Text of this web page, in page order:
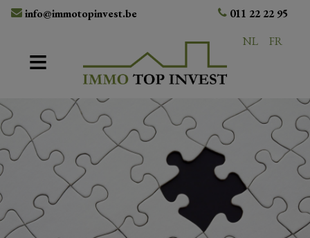
info@immotopinvest.be
011 22 22 95
NL
FR